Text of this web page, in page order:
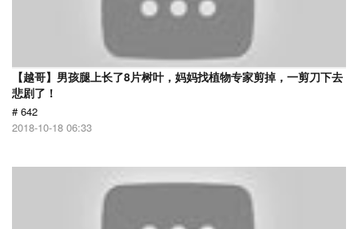
【越哥】男孩腿上长了8片树叶，妈妈找植物专家剪掉，一剪刀下去
悲剧了！
# 642
2018-10-18 06:33